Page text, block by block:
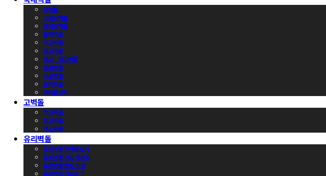
적벽돌
그레이벽돌
화이트벽돌
블랙벽돌
적고벽돌
청고벽돌
백고ㆍ회고벽돌
컬러벽돌
가공벽돌
유약벽돌
국내롱브릭
고벽돌
적고벽돌
청고벽돌
백고벽돌
유리벽돌
유리벽돌 전제품보기
유리벽돌 시공 매뉴얼
유리벽돌 영상 모음
유리벽돌 카달로그